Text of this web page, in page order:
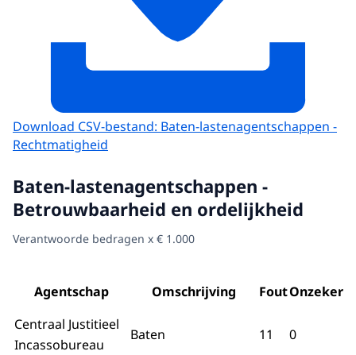
Download CSV-bestand: Baten-lastenagentschappen -
Rechtmatigheid
Baten-lastenagentschappen -
Betrouwbaarheid en ordelijkheid
Verantwoorde bedragen x € 1.000
Agentschap Omschrijving Fout
Centraal Justitieel
Incassobureau
Baten 11
0